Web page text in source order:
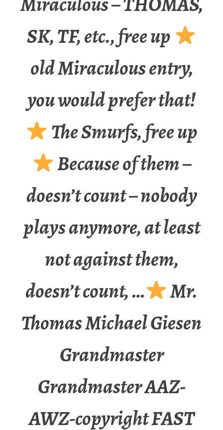
SK, TF, etc., free up
old Miraculous entry,
you would prefer that!
The Smurfs, free up
Because of them –
doesn’t count – nobody
plays anymore, at least
not against them,
doesn’t count, …
Mr.
Thomas Michael Giesen
Grandmaster
Grandmaster AAZ-
AWZ-copyright FAST